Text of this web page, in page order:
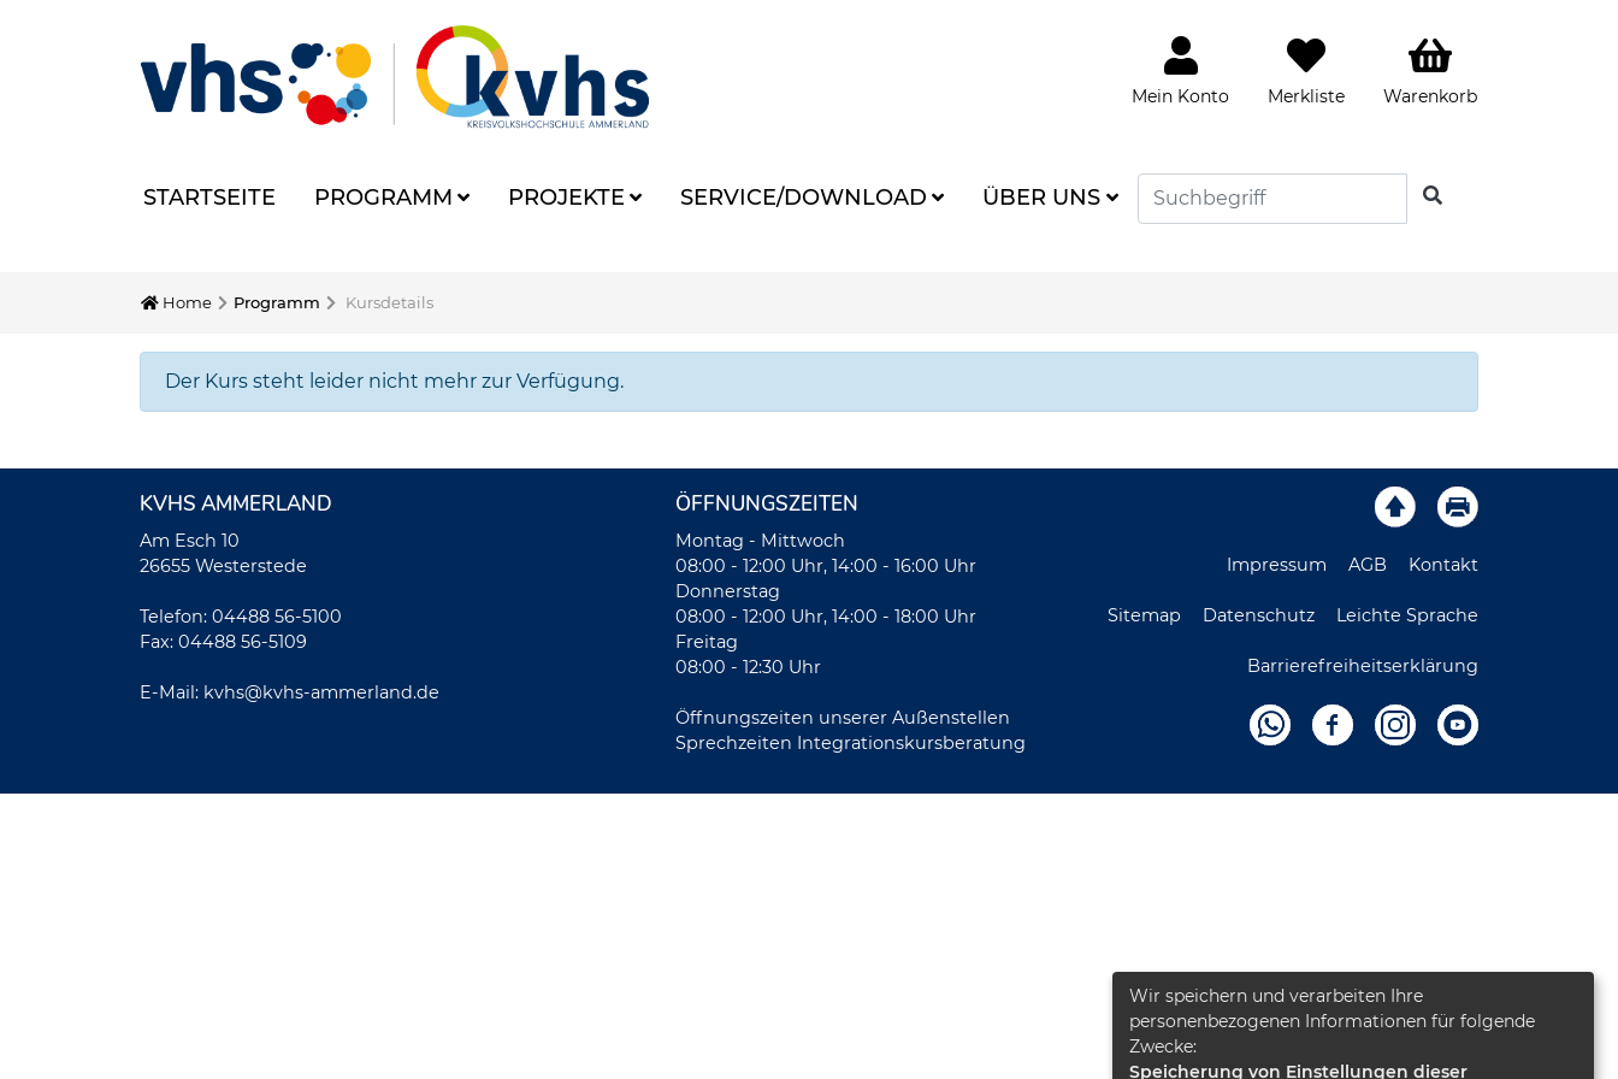
Mein Konto Merkliste Warenkorb
STARTSEITE PROGRAMM PROJEKTE SERVICE/DOWNLOAD ÜBER UNS SUCHEN
Home Programm Kursdetails
Der Kurs steht leider nicht mehr zur Verfügung.
KVHS AMMERLAND
Am Esch 10
26655 Westerstede
Telefon: 04488 56-5100
Fax: 04488 56-5109
E-Mail: kvhs@kvhs-ammerland.de
ÖFFNUNGSZEITEN
Montag - Mittwoch
08:00 - 12:00 Uhr, 14:00 - 16:00 Uhr
Donnerstag
08:00 - 12:00 Uhr, 14:00 - 18:00 Uhr
Freitag
08:00 - 12:30 Uhr
Öffnungszeiten unserer Außenstellen
Sprechzeiten Integrationskursberatung
Impressum AGB Kontakt
Sitemap Datenschutz Leichte Sprache
Barrierefreiheitserklärung
Wir speichern und verarbeiten Ihre
personenbezogenen Informationen für folgende
Zwecke:
Speicherung von Einstellungen dieser